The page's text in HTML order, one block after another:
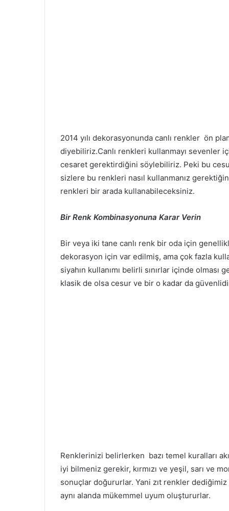
2014 yılı dekorasyonunda canlı renkler ön
diyebiliriz.Canlı renkleri kullanmayı sevenler
cesaret gerektirdiğini söylebiliriz. Peki bu
sizlere bu renkleri nasıl kullanmanız
renkleri bir arada kullanabileceksiniz.
Bir Renk Kombinasyonuna Karar Verin
Bir veya iki tane canlı renk bir oda için
dekorasyon için var edilmiş, ama çok fazla
siyahın kullanımı belirli sınırlar içinde olması
klasik de olsa cesur ve bir o kadar da
Renklerinizi belirlerken bazı temel kuralları
iyi bilmeniz gerekir, kırmızı ve yeşil, sarı ve
sonuçlar doğururlar. Yani zıt renkler
aynı alanda mükemmel uyum oluştururlar.